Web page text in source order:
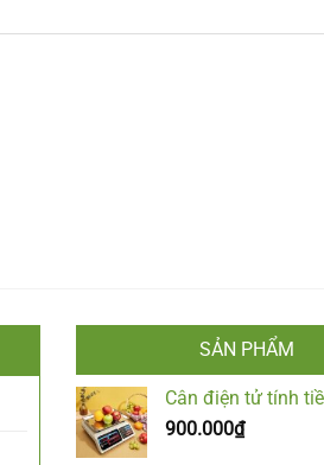
SẢN PHẨM
Cân điện tử tính
900.000₫